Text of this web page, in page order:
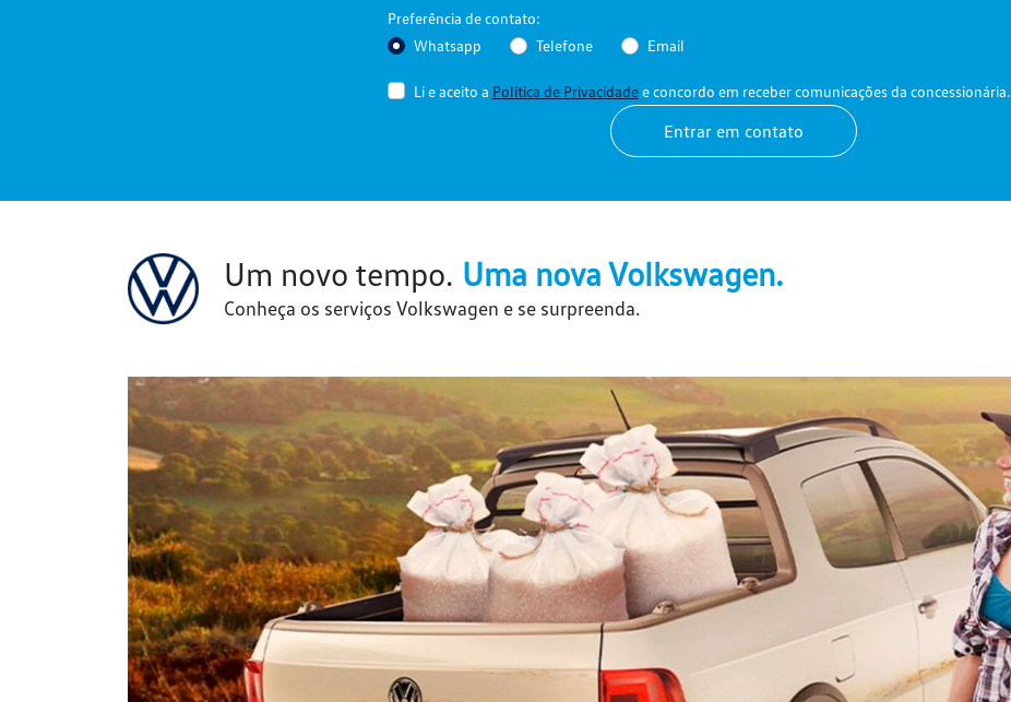
Preferência de contato:
Whatsapp
Telefone Email
Li e aceito a Política de Privacidadee concordo em receber comunicações da concessionária.
Entrar em contato
Um novo tempo. Uma nova Volkswagen.
Conheça os serviços Volkswagen e se surpreenda.